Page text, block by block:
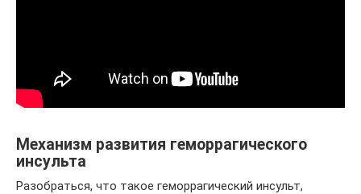
Механизм развития геморрагического
инсульта
Разобраться, что такое геморрагический инсульт,